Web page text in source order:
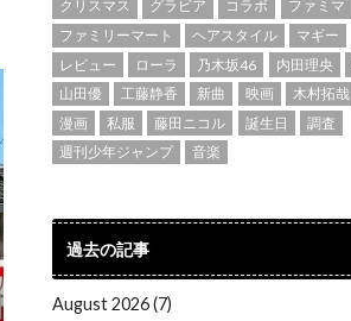
クリスマス
グラビア コラボ
ファミマ
ファミリーマート
ヘアスタイル マギー
レビュー
ローラ 乃木坂46 内田理央
山田優
工藤静香 新曲 映画 木村拓哉
漫画
私服 藤田ニコル 誕生日
調査
週刊少年ジャンプ
音楽
過去の記事
August 2026 (7)